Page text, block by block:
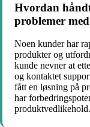
Hvordan
problemer
Noen kunder har
produkter og
kunde nevner at
og kontaktet
fått en løsning på
har
produktvedlikehold.